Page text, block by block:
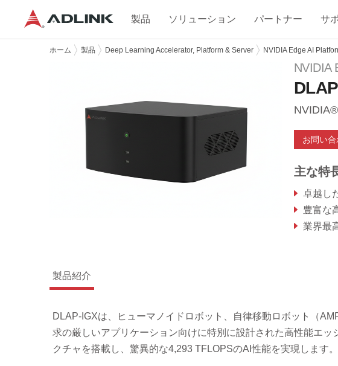
製品 ソリューション パートナー サ
ホーム 製品 Deep Learning Accelerator, Platform & Server NVIDIA Edge AI
NVIDIA
お問い
主な特
卓越したAIパフォー
豊富な高速I/
業界最高水準の設
製品紹介
DLAP-IGXは、ヒューマノイドロボット、自律移動ロボット（
求の厳しいアプリケーション向けに特別に設計された高性能エ
クチャを搭載し、驚異的な4,293 TFLOPSのAI性能を実現します。